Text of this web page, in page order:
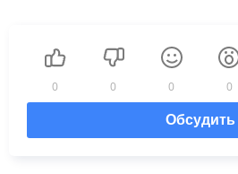
0 0 0 0
Обсудить